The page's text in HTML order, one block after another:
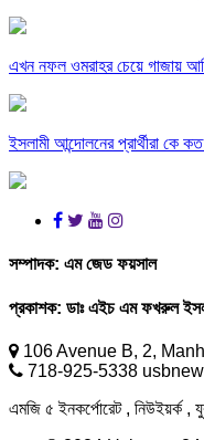
এখন নফল ওমরাহর চেয়ে গাজায়
ইসলামী আন্দোলনের প্রার্থীরা কে
সম্পাদক: এম জেড ফয়সাল
প্রকাশক: ডাঃ এইচ এম ফখরুল
106 Avenue B, 2,
718-925-5338
এমজি ৫ ইনকর্পোরেট , নিউইয়র্ক ,